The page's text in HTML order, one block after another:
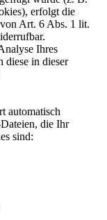
erfolgt die
Art. 6 Abs. 1 lit.
Ihres
diese in dieser
automatisch
die Ihr
sind: